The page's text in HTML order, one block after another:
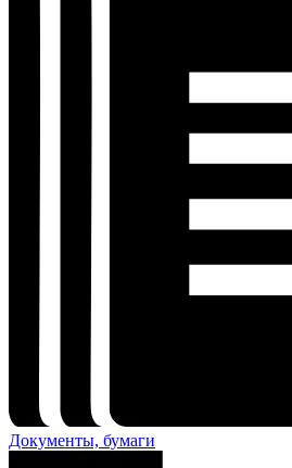
Документы, бумаги